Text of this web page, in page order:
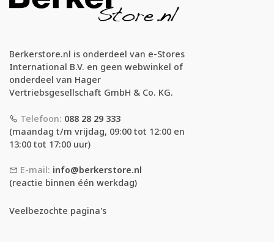
Berkerstore.nl is onderdeel van e-Stores
International B.V. en geen webwinkel of
onderdeel van Hager
Vertriebsgesellschaft GmbH & Co. KG.
Telefoon: 088 28 29 333
(maandag t/m vrijdag, 09:00 tot 12:00 en
13:00 tot 17:00 uur)
E-mail: info@berkerstore.nl
(reactie binnen één werkdag)
Veelbezochte pagina's